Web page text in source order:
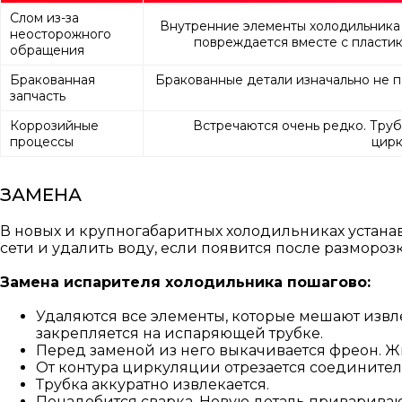
Слом из-за
неосторожного
обращения
Внутренние элементы
повреждается вместе с
Бракованная
запчасть
Бракованные детали изначально не
Коррозийные
процессы
Встречаются очень редко.
ЗАМЕНА
В новых и крупногабаритных холодильниках
сети и удалить воду, если появится после
Замена испарителя холодильника пошагово:
Удаляются все элементы, которые мешают
закрепляется на испаряющей трубке.
Перед заменой из него выкачивается фреон.
От контура циркуляции отрезается
Трубка аккуратно извлекается.